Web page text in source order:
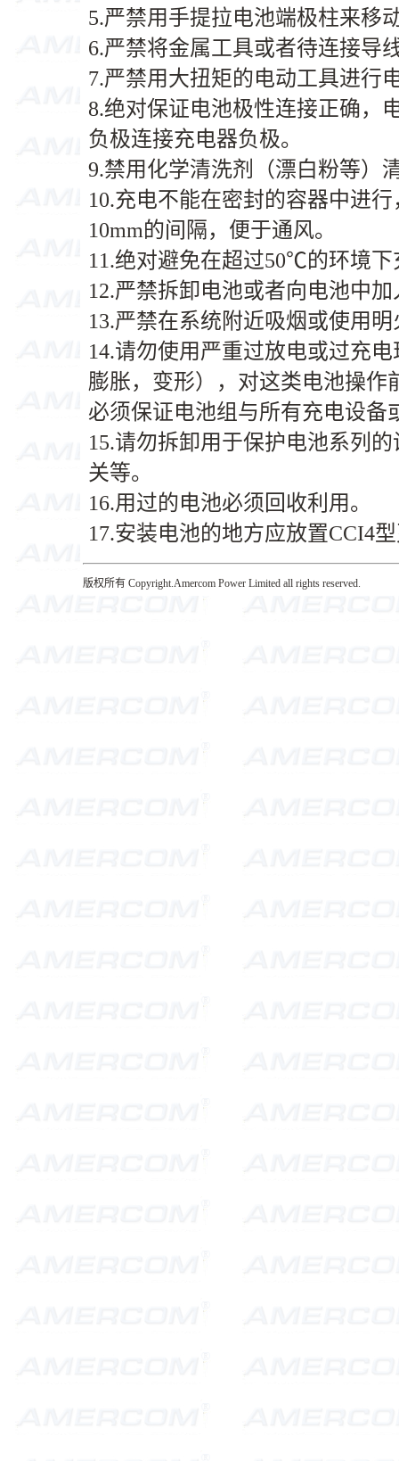
5.严禁用手提拉电池端极柱来移
6.严禁将金属工具或者待连接导
7.严禁用大扭矩的电动工具进行
8.绝对保证电池极性连接正确，
负极连接充电器负极。
9.禁用化学清洗剂（漂白粉等）
10.充电不能在密封的容器中进
10mm的间隔，便于通风。
11.绝对避免在超过50℃的环境下
12.严禁拆卸电池或者向电池中
13.严禁在系统附近吸烟或使用明
14.请勿使用严重过放电或过充
膨胀，变形），对这类电池操作
必须保证电池组与所有充电设备
15.请勿拆卸用于保护电池系列
关等。
16.用过的电池必须回收利用。
17.安装电池的地方应放置CCI4
版权所有 Copyright.Amercom Power Limited all rights reserved.